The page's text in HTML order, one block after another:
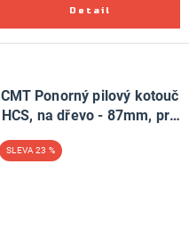
CMT Ponorný pilový kotouč
HCS, na dřevo - 87mm, pro
23 %